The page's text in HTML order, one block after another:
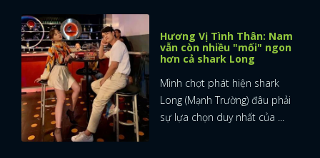
Hương Vị Tình Thân: Nam
vẫn còn nhiều "mối" ngon
hơn cả shark Long
Mình chợt phát hiện shark
Long (Mạnh Trường) đâu phải
sự lựa chọn duy nhất của ...